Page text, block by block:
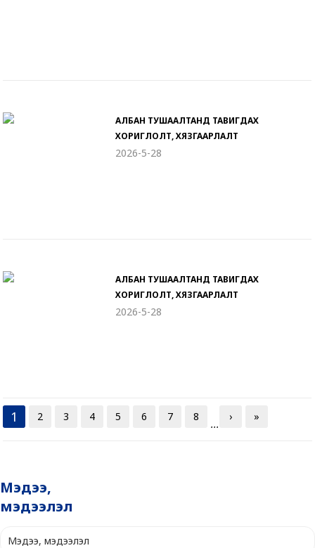
АЛБАН ТУШААЛТАНД ТАВИГДАХ
ХОРИГЛОЛТ, ХЯЗГААРЛАЛТ
2026-5-28
АЛБАН ТУШААЛТАНД ТАВИГДАХ
ХОРИГЛОЛТ, ХЯЗГААРЛАЛТ
2026-5-28
1 2 3 4 5 6 7 8
...
› »
Мэдээ,
мэдээлэл
Мэдээ, мэдээлэл